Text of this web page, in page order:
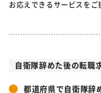
お応えできるサービスをご
自衛隊辞めた後の転職
都道府県で自衛隊辞